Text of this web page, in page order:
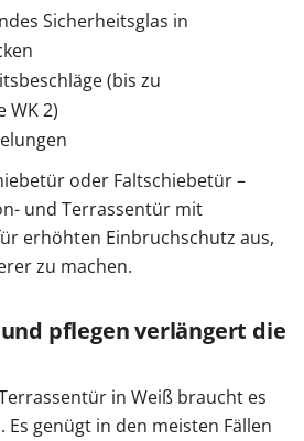
Sicherheitsglas in
(bis zu
WK 2)
oder Faltschiebetür –
und Terrassentür mit
erhöhten Einbruchschutz aus,
zu machen.
pflegen verlängert die
in Weiß braucht es
Es genügt in den meisten Fällen